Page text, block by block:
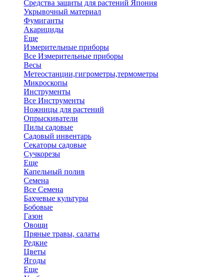
Средства защиты для растений Япония
Укрывочный материал
Фумиганты
Акарициды
Еще
Измерительные приборы
Все Измерительные приборы
Весы
Метеостанции,гигрометры,термометры
Микроскопы
Инструменты
Все Инструменты
Ножницы для растений
Опрыскиватели
Пилы садовые
Садовый инвентарь
Секаторы садовые
Сучкорезы
Еще
Капельный полив
Семена
Все Семена
Бахчевые культуры
Бобовые
Газон
Овощи
Пряные травы, салаты
Редкие
Цветы
Ягоды
Еще